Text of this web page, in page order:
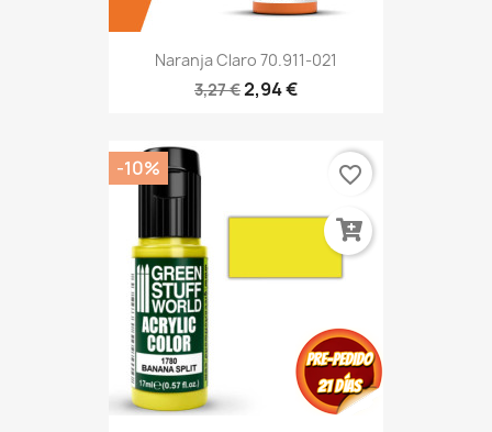
Naranja Claro 70.911-021
3,27 €2,94 €
-10% favorite_border